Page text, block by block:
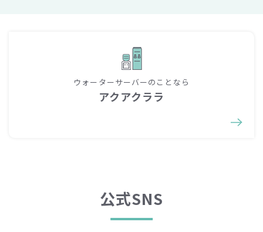
ウォーターサーバーのことなら
アクアクララ
公式SNS